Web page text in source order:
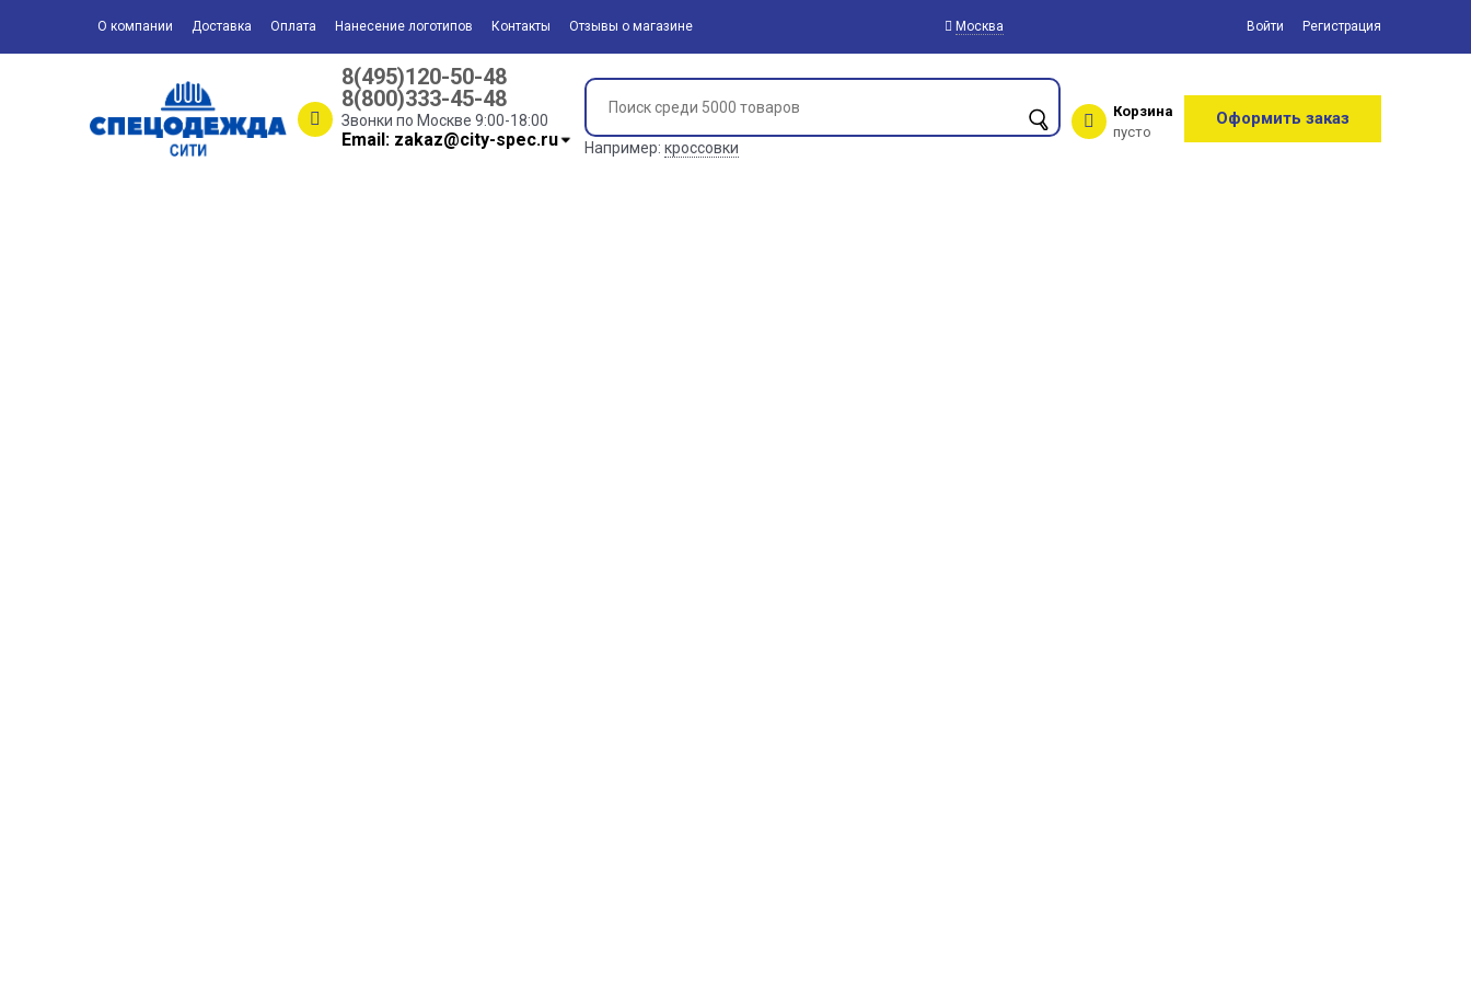
О компании Доставка Оплата Нанесение логотипов Контакты Отзывы о магазине Москва Войти Регистрация
8(495)120-50-48
8(800)333-45-48
Звонки по Москве 9:00-18:00
Email: zakaz@city-spec.ru Например: кроссовки
Корзина
пусто
Оформить заказ